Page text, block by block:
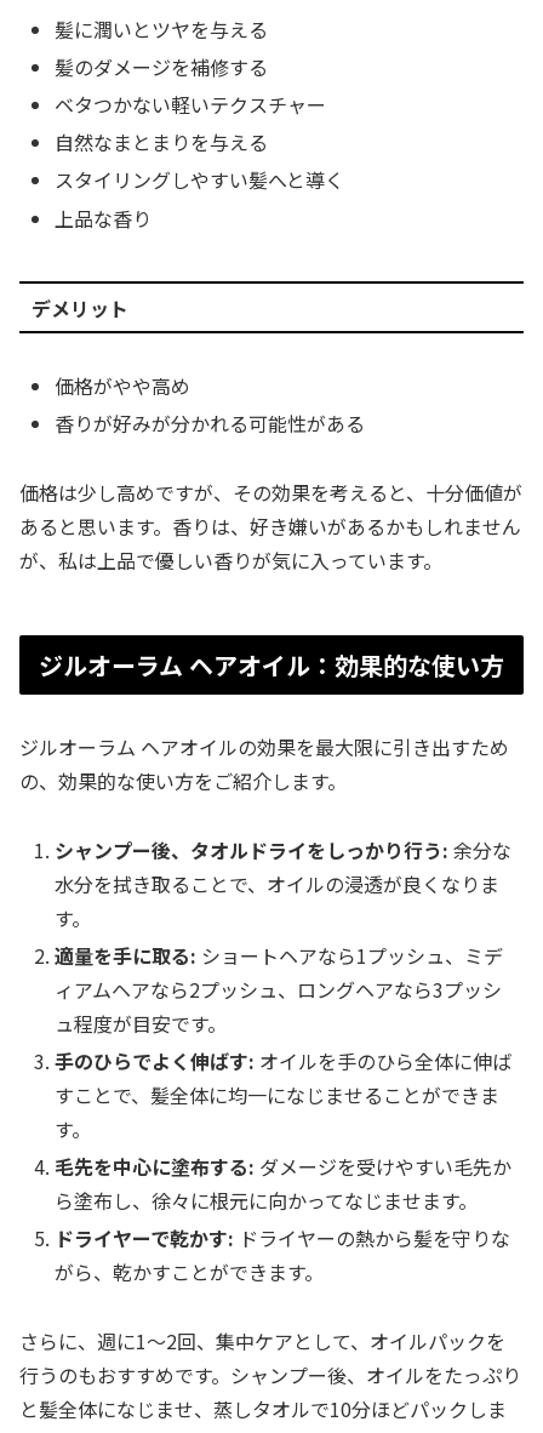
髪に潤いとツヤを与える
髪のダメージを補修する
ベタつかない軽いテクスチャー
自然なまとまりを与える
スタイリングしやすい髪へと導く
上品な香り
デメリット
価格がやや高め
香りが好みが分かれる可能性がある
価格は少し高めですが、その効果を考えると、十分価値が
あると思います。香りは、好き嫌いがあるかもしれません
が、私は上品で優しい香りが気に入っています。
ジルオーラム ヘアオイル：効果的な使い方
ジルオーラム ヘアオイルの効果を最大限に引き出すため
の、効果的な使い方をご紹介します。
シャンプー後、タオルドライをしっかり行う: 余分な
水分を拭き取ることで、オイルの浸透が良くなりま
す。
適量を手に取る: ショートヘアなら1プッシュ、ミデ
ィアムヘアなら2プッシュ、ロングヘアなら3プッシ
ュ程度が目安です。
手のひらでよく伸ばす: オイルを手のひら全体に伸ば
すことで、髪全体に均一になじませることができま
す。
毛先を中心に塗布する: ダメージを受けやすい毛先か
ら塗布し、徐々に根元に向かってなじませます。
ドライヤーで乾かす: ドライヤーの熱から髪を守りな
がら、乾かすことができます。
さらに、週に1〜2回、集中ケアとして、オイルパックを
行うのもおすすめです。シャンプー後、オイルをたっぷり
と髪全体になじませ、蒸しタオルで10分ほどパックしま